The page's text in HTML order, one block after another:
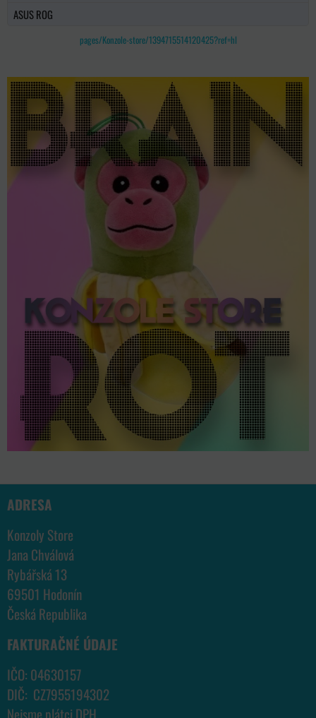
ASUS ROG
pages/Konzole-store/1394715514120425?ref=hl
ADRESA
Konzoly Store
Jana Chválová
Rybářská 13
69501 Hodonín
Česká Republika
FAKTURAČNÉ ÚDAJE
IČO: 04630157
DIČ: CZ7955194302